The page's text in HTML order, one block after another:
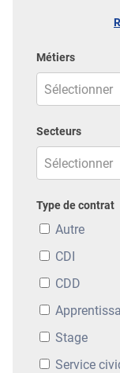
Métiers
Secteurs
Type de contrat
Autre
CDI
CDD
Stage
Service